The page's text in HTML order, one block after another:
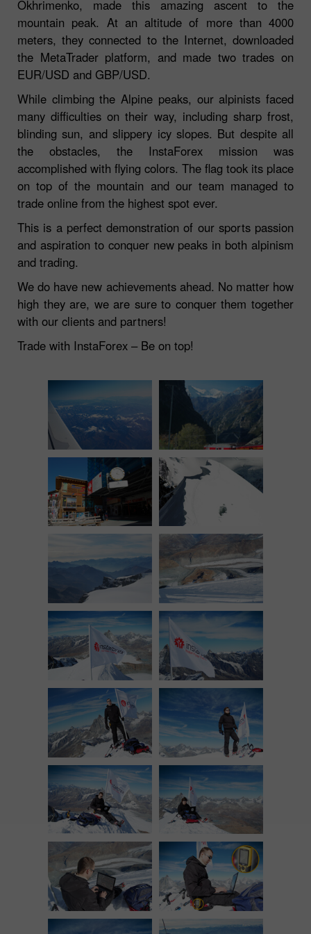
Okhrimenko, made this amazing ascent to the
mountain peak. At an altitude of more than 4000
meters, they connected to the Internet, downloaded
the MetaTrader platform, and made two trades on
EUR/USD and GBP/USD.
While climbing the Alpine peaks, our alpinists faced
many difficulties on their way, including sharp frost,
blinding sun, and slippery icy slopes. But despite all
the obstacles, the InstaForex mission was
accomplished with flying colors. The flag took its place
on top of the mountain and our team managed to
trade online from the highest spot ever.
This is a perfect demonstration of our sports passion
and aspiration to conquer new peaks in both alpinism
and trading.
We do have new achievements ahead. No matter how
high they are, we are sure to conquer them together
with our clients and partners!
Trade with InstaForex – Be on top!